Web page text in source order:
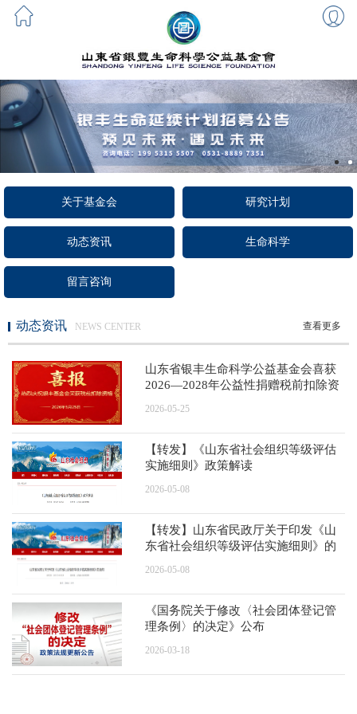
关于基金会 研究计划
动态资讯 生命科学
留言咨询
动态资讯 NEWS CENTER 查看更多
山东省银丰生命科学公益基金会喜获
2026—2028年公益性捐赠税前扣除资
2026-05-25
【转发】《山东省社会组织等级评估
实施细则》政策解读
2026-05-08
【转发】山东省民政厅关于印发《山
东省社会组织等级评估实施细则》的
2026-05-08
《国务院关于修改〈社会团体登记管
理条例〉的决定》公布
2026-03-18